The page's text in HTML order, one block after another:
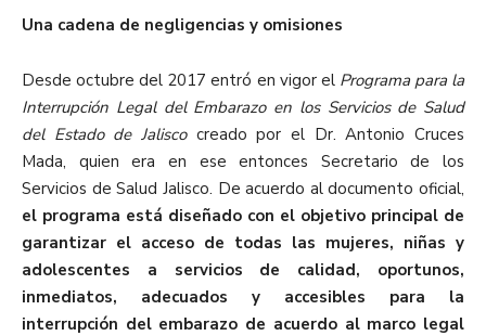
Una cadena de negligencias y omisiones
Desde octubre del 2017 entró en vigor el Programa para la
Interrupción Legal del Embarazo en los Servicios de Salud
del Estado de Jaliscocreado por el Dr. Antonio Cruces
Mada, quien era en ese entonces Secretario de los
Servicios de Salud Jalisco. De acuerdo al documento oficial,
el programa está diseñado con el objetivo principal de
garantizar el acceso de todas las mujeres, niñas y
adolescentes a servicios de calidad, oportunos,
inmediatos, adecuados y accesibles para la
interrupción del embarazo de acuerdo al marco legal